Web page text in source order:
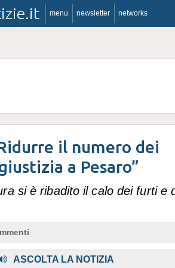
menu newsletter networks
il numero dei
a Pesaro”
si è ribadito il calo dei furti e
ASCOLTA LA NOTIZIA